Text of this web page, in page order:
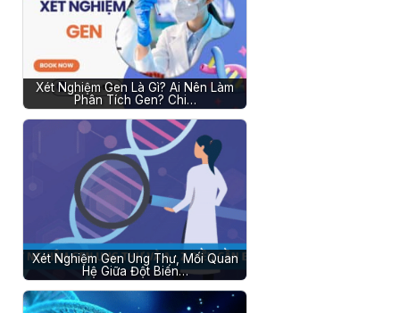
Xét Nghiệm Gen Là Gì? Ai Nên Làm
Phân Tích Gen? Chi…
Xét Nghiệm Gen Ung Thư, Mối Quan
Hệ Giữa Đột Biến…